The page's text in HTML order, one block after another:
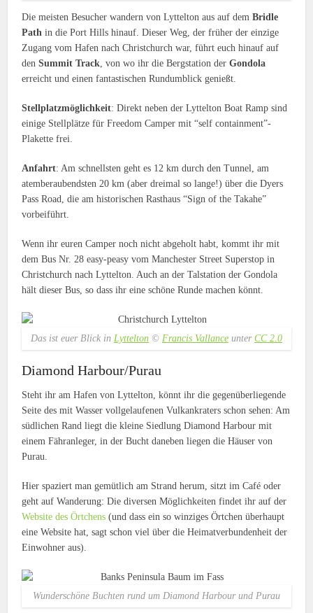
Die meisten Besucher wandern von Lyttelton aus auf demBridle
Path in die Port Hills hinauf. Dieser Weg, der früher der einzige
Zugang vom Hafen nach Christchurch war, führt euch hinauf auf
denSummit Track, von wo ihr die Bergstation derGondola
erreicht und einen fantastischen Rundumblick genießt.
Stellplatzmöglichkeit: Direkt neben der Lyttelton Boat Ramp sind
einige Stellplätze für Freedom Camper mit “self containment”-
Plakette frei.
Anfahrt: Am schnellsten geht es 12 km durch den Tunnel, am
atemberaubendsten 20 km (aber dreimal so lange!) über die Dyers
Pass Road, die am historischen Rasthaus “Sign of the Takahe”
vorbeiführt.
Wenn ihr euren Camper noch nicht abgeholt habt, kommt ihr mit
dem Bus Nr. 28 easy-peasy vom Manchester Street Superstop in
Christchurch nach Lyttelton. Auch an der Talstation der Gondola
hält dieser Bus, so dass ihr eine schöne Runde machen könnt.
Das ist euer Blick in Lyttelton © Francis Vallance unter CC 2.0
Diamond Harbour/Purau
Steht ihr am Hafen von Lyttelton, könnt ihr die gegenüberliegende
Seite des mit Wasser vollgelaufenen Vulkankraters schon sehen: Am
südlichen Rand liegt die kleine Siedlung Diamond Harbour mit
einem Fähranleger, in der Bucht daneben liegen die Häuser von
Purau.
Hier spaziert man gemütlich am Strand herum, sitzt im Café oder
geht auf Wanderung: Die diversen Möglichkeiten findet ihr auf der
Website des Örtchens (und dass ein so winziges Örtchen überhaupt
eine Website hat, sagt schon viel über die Heimatverbundenheit der
Einwohner aus).
Wunderschöne Buchten rund um Diamond Harbour und Purau